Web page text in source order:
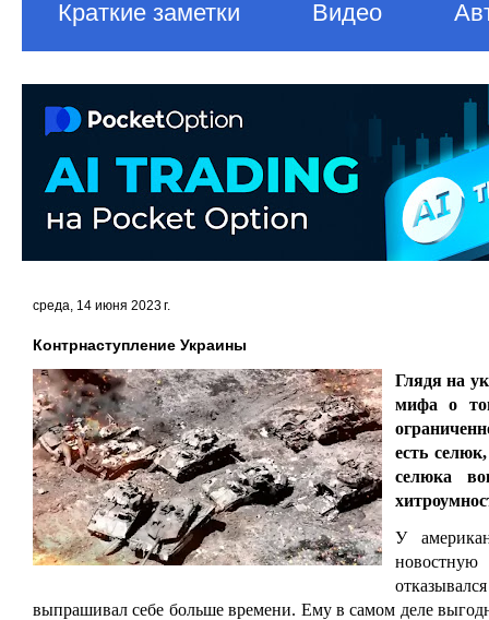
Краткие заметки Видео
среда, 14 июня 2023 г.
Контрнаступление Украины
Глядя на
мифа о
есть
селюка
У
выпрашивал себе больше времени. Ему в самом деле